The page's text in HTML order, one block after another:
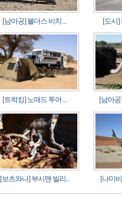
[남아공] 볼더스 비치 ... [도시]
[트럭킹] 노매드 투어 ... [남아공
[보츠와나] 부시맨 빌리... [나미